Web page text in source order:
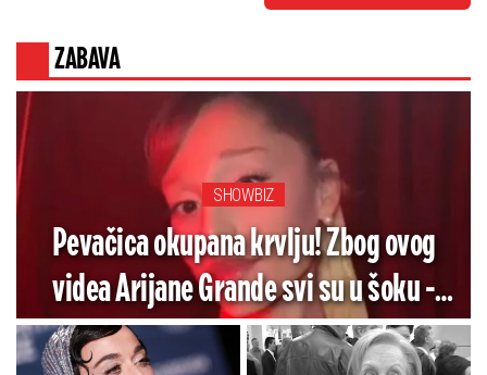
ZABAVA
SHOWBIZ
Pevačica okupana krvlju! Zbog ovog
videa Arijane Grande svi su u šoku -
Pogledajte koliko je jezivo (VIDEO)